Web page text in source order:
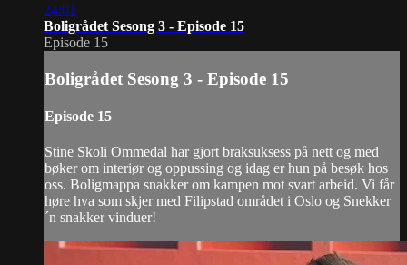
24:01
Boligrådet Sesong 3 - Episode 15
Episode 15
Boligrådet Sesong 3 - Episode 15
Episode 15
Stine Skoli Ommedal har gjort braksuksess på nett og med
bøker om interiør og oppussing og idag er hun på besøk hos
oss. Boligmappa snakker om kampen mot svart arbeid. Vi får
høre hva som skjer med Filipstad området i Oslo og Snekker
´n snakker vinduer!